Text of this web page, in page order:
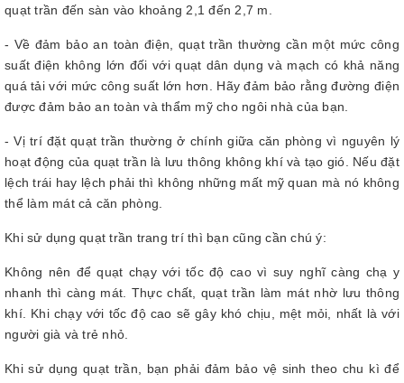
quạt trần đến sàn vào khoảng 2,1 đến 2,7 m.
- Về đảm bảo an toàn điện, quạt trần thường cần một mức công
suất điện không lớn đối với quạt dân dụng và mạch có khả năng
quá tải với mức công suất lớn hơn. Hãy đảm bảo rằng đường điện
được đảm bảo an toàn và thẩm mỹ cho ngôi nhà của bạn.
- Vị trí đặt quạt trần thường ở chính giữa căn phòng vì nguyên lý
hoạt động của quạt trần là lưu thông không khí và tạo gió. Nếu đặt
lệch trái hay lệch phải thì không những mất mỹ quan mà nó không
thể làm mát cả căn phòng.
Khi sử dụng quạt trần trang trí thì bạn cũng cần chú ý:
Không nên để quạt chạy với tốc độ cao vì suy nghĩ càng chạ y
nhanh thì càng mát. Thực chất, quạt trần làm mát nhờ lưu thông
khí. Khi chạy với tốc độ cao sẽ gây khó chịu, mệt mỏi, nhất là với
người già và trẻ nhỏ.
Khi sử dụng quạt trần, bạn phải đảm bảo vệ sinh theo chu kì để